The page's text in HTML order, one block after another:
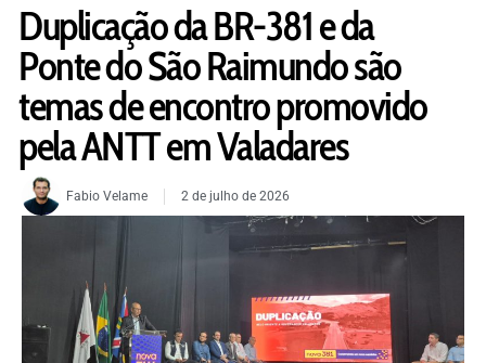
Duplicação da BR-381 e da
Ponte do São Raimundo são
temas de encontro promovido
pela ANTT em Valadares
Fabio Velame 2 de julho de 2026